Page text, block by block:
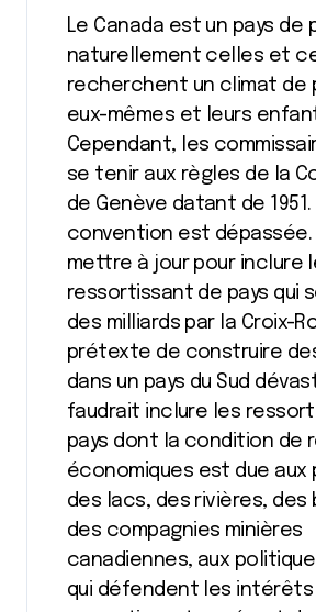
Le Canada est un pays de
naturellement celles et
recherchent un climat de
eux-mêmes et leurs
Cependant, les
se tenir aux règles de la
de Genève datant de
convention est dépassée.
mettre à jour pour inclure
ressortissant de pays qui
des milliards par la Croix-
prétexte de construire
dans un pays du Sud
faudrait inclure les
pays dont la condition de
économiques est due aux
des lacs, des rivières, des
des compagnies minières
canadiennes, aux
qui défendent les intérêts